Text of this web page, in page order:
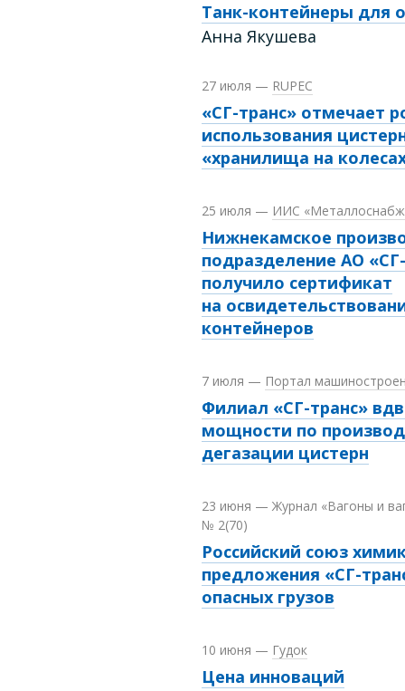
Танк-контейнеры для
Анна Якушева
27 июля — RUPEC
«СГ-транс» отмечает
использования
«хранилища на
25 июля — ИИС
Нижнекамское
подразделение АО
получило сертификат
на
контейнеров
7 июля — Портал
Филиал «СГ-транс»
мощности по
дегазации цистерн
23 июня — Журнал «Вагоны и
№ 2(70)
Российский союз
предложения «СГ-
опасных грузов
10 июня — Гудок
Цена инноваций